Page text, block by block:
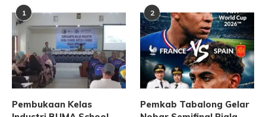
1
Pembukaan Kelas
2
Pemkab Tabalong Gelar